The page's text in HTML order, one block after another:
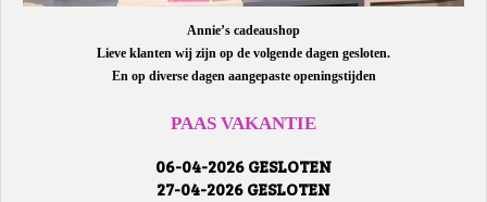
Annie’s cadeaushop
Lieve klanten wij zijn op de volgende dagen gesloten.
En op diverse dagen aangepaste openingstijden
PAAS VAKANTIE
06-04-2026 GESLOTEN
27-04-2026 GESLOTEN